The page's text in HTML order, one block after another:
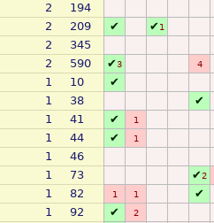
2
194
2 209 ✔ ✔1
2
345
2 590 ✔3 4
1 10
✔
1 38
✔
1 41 ✔ 1
1 44 ✔ 1
1
46
1 73 ✔2
1 82 1 1
✔
1 92 ✔ 2